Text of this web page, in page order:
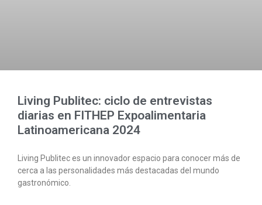
Living Publitec: ciclo de entrevistas
diarias en FITHEP Expoalimentaria
Latinoamericana 2024
Living Publitec es un innovador espacio para conocer más de
cerca a las personalidades más destacadas del mundo
gastronómico.